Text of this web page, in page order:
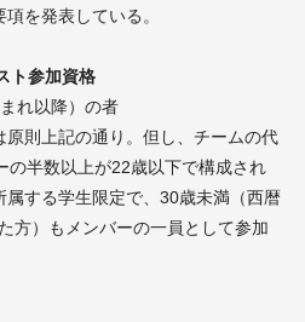
を発表している。
ト参加資格
れ以降）の者
則上記の通り。但し、チームの代
の半数以上が22歳以下で構成され
属する学生限定で、30歳未満（西暦
方）もメンバーの一員として参加